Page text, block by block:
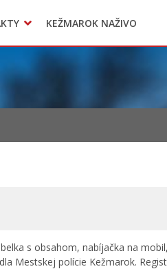
KEŽMAROK NAŽIVO
s obsahom, nabíjačka na mobil,
Mestskej polície Kežmarok.